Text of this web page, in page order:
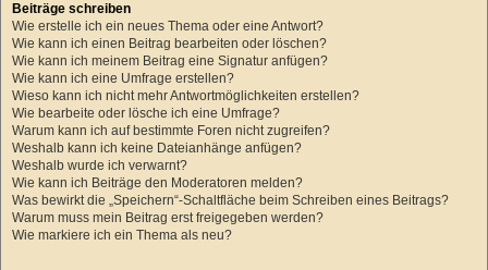
Beiträge schreiben
Wie erstelle ich ein neues Thema oder eine Antwort?
Wie kann ich einen Beitrag bearbeiten oder löschen?
Wie kann ich meinem Beitrag eine Signatur anfügen?
Wie kann ich eine Umfrage erstellen?
Wieso kann ich nicht mehr Antwortmöglichkeiten erstellen?
Wie bearbeite oder lösche ich eine Umfrage?
Warum kann ich auf bestimmte Foren nicht zugreifen?
Weshalb kann ich keine Dateianhänge anfügen?
Weshalb wurde ich verwarnt?
Wie kann ich Beiträge den Moderatoren melden?
Was bewirkt die „Speichern“-Schaltfläche beim Schreiben eines Beitrags?
Warum muss mein Beitrag erst freigegeben werden?
Wie markiere ich ein Thema als neu?